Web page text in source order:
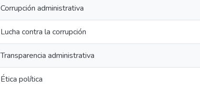
Corrupción administrativa
Lucha contra la corrupción
Transparencia administrativa
Ética política